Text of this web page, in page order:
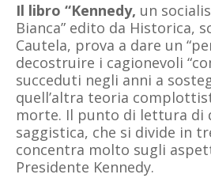
Il libro “Kennedy, un
Bianca” edito da Historica,
Cautela, prova a dare un
decostruire i cagionevoli
succeduti negli anni a
quell’altra teoria
morte. Il punto di lettura di
saggistica, che si divide in
concentra molto sugli
Presidente Kennedy.